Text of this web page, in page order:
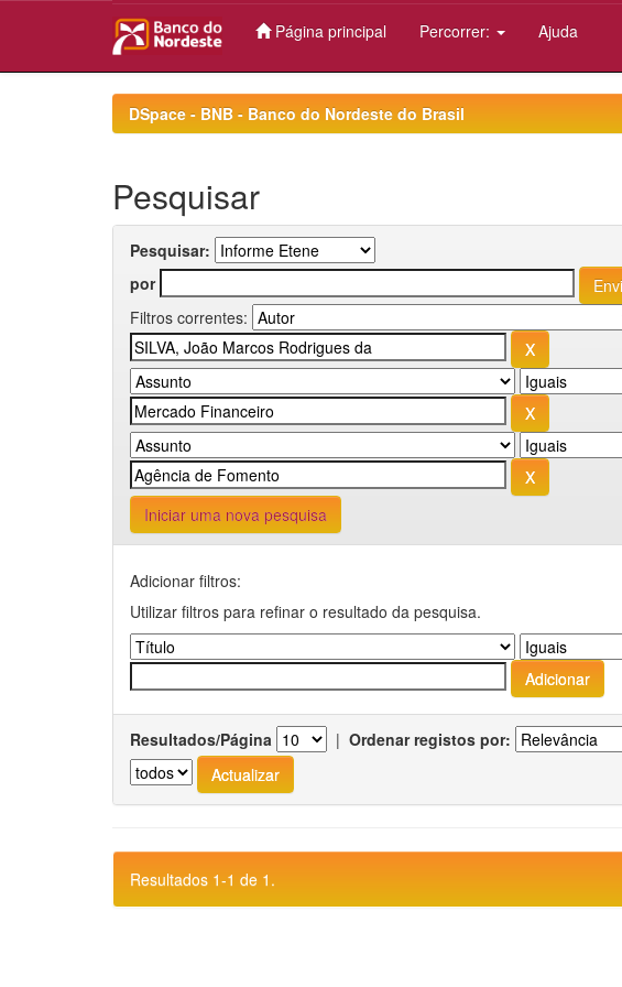
Página principal Percorrer: Ajuda
DSpace - BNB - Banco do Nordeste do Brasil
Pesquisar
Pesquisar:
por
Filtros correntes:
Iniciar uma nova pesquisa
Adicionar filtros:
Utilizar filtros para refinar o resultado da pesquisa.
Resultados/Página | Ordenar registos por:
Resultados 1-1 de 1.